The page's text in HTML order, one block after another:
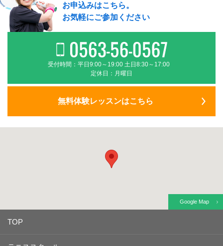
お申込みはこちら。
お気軽にご参加ください
受付時間：平日9:00～19:00 土日8:30～17:00
定休日：月曜日
無料体験レッスンはこちら
Google Map
TOP